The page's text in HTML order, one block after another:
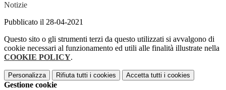
Notizie
Pubblicato il 28-04-2021
Questo sito o gli strumenti terzi da questo utilizzati si avvalgono di
cookie necessari al funzionamento ed utili alle finalità illustrate nella
COOKIE POLICY.
Personalizza Rifiuta tutti i cookies Accetta tutti i cookies
Gestione cookie